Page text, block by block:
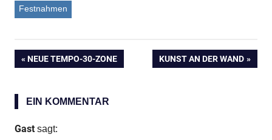
Festnahmen
VORHERIGER
NEUE TEMPO-30-ZONE
NÄCHSTER
KUNST AN DER WAND
EIN KOMMENTAR
Gast sagt: